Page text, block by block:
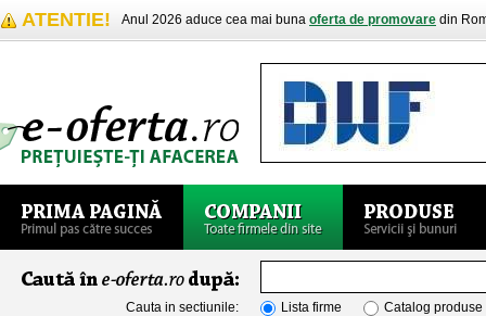
ATENTIE! Anul 2026 aduce cea mai buna oferta de promovare din
Cauta in sectiunile: Lista firme Catalog produse